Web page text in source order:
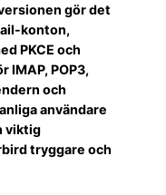
gör det
konton,
PKCE och
IMAP, POP3,
och
användare
viktig
tryggare och